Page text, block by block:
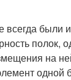
всегда
полок,
на
одной